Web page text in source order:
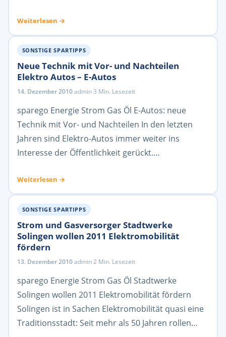
Weiterlesen →
SONSTIGE SPARTIPPS
Neue Technik mit Vor- und Nachteilen
Elektro Autos – E-Autos
14. Dezember 2010·admin·3 Min. Lesezeit
sparego Energie Strom Gas Öl E-Autos: neue
Technik mit Vor- und Nachteilen In den letzten
Jahren sind Elektro-Autos immer weiter ins
Interesse der Öffentlichkeit gerückt.…
Weiterlesen →
SONSTIGE SPARTIPPS
Strom und Gasversorger Stadtwerke
Solingen wollen 2011 Elektromobilität
fördern
13. Dezember 2010·admin·2 Min. Lesezeit
sparego Energie Strom Gas Öl Stadtwerke
Solingen wollen 2011 Elektromobilität fördern
Solingen ist in Sachen Elektromobilität quasi eine
Traditionsstadt: Seit mehr als 50 Jahren rollen…